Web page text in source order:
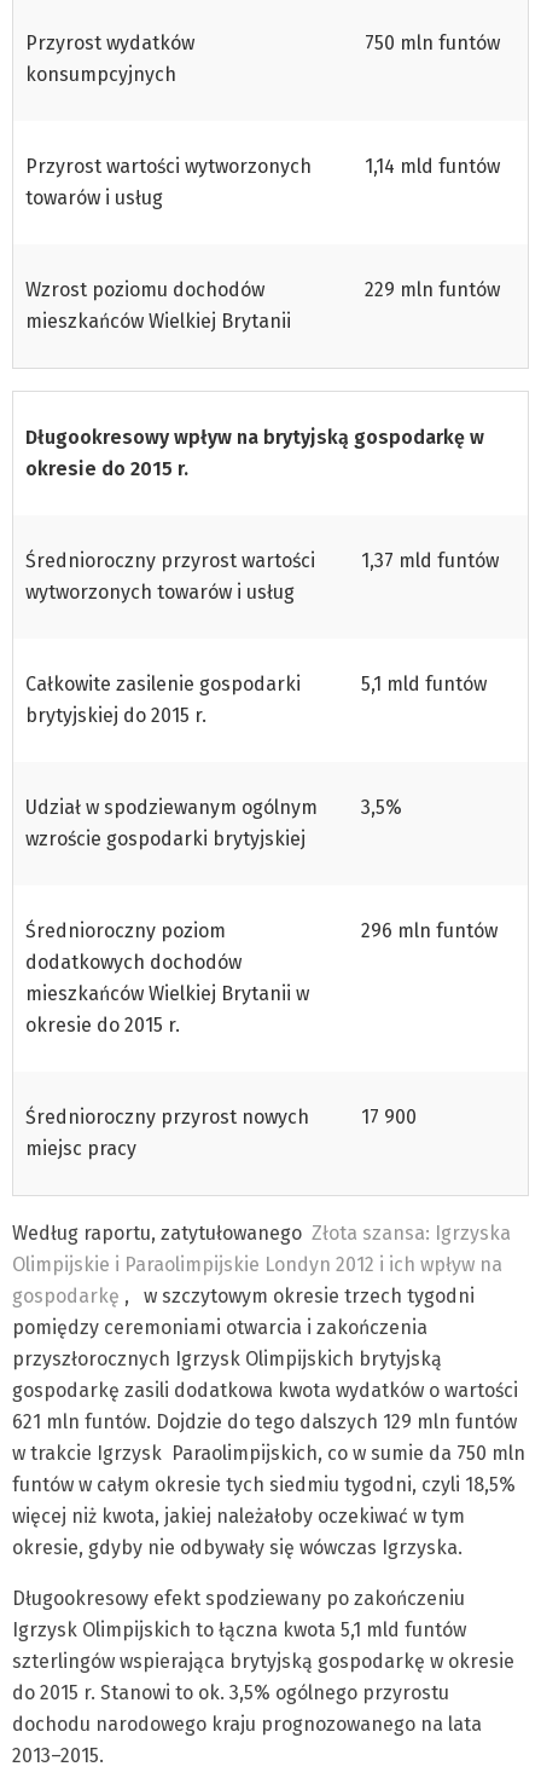
Przyrost wydatków
konsumpcyjnych
750 mln funtów
Przyrost wartości wytworzonych
towarów i usług
1,14 mld funtów
Wzrost poziomu dochodów
mieszkańców Wielkiej Brytanii
229 mln funtów
Długookresowy wpływ na brytyjską gospodarkę w
okresie do 2015 r.
Średnioroczny przyrost wartości
wytworzonych towarów i usług
1,37 mld funtów
Całkowite zasilenie gospodarki
brytyjskiej do 2015 r.
5,1 mld funtów
Udział w spodziewanym ogólnym
wzroście gospodarki brytyjskiej
3,5%
Średnioroczny poziom
dodatkowych dochodów
mieszkańców Wielkiej Brytanii w
okresie do 2015 r.
296 mln funtów
Średnioroczny przyrost nowych
miejsc pracy
17 900
Według raportu, zatytułowanego Złota szansa: Igrzyska
Olimpijskie i Paraolimpijskie Londyn 2012 i ich wpływ na
gospodarkę ,
w szczytowym okresie trzech tygodni
pomiędzy ceremoniami otwarcia i zakończenia
przyszłorocznych Igrzysk Olimpijskich brytyjską
gospodarkę zasili dodatkowa kwota wydatków o wartości
621 mln funtów. Dojdzie do tego dalszych 129 mln funtów
w trakcie Igrzysk Paraolimpijskich, co w sumie da 750 mln
funtów w całym okresie tych siedmiu tygodni, czyli 18,5%
więcej niż kwota, jakiej należałoby oczekiwać w tym
okresie, gdyby nie odbywały się wówczas Igrzyska.
Długookresowy efekt spodziewany po zakończeniu
Igrzysk Olimpijskich to łączna kwota 5,1 mld funtów
szterlingów wspierająca brytyjską gospodarkę w okresie
do 2015 r. Stanowi to ok. 3,5% ogólnego przyrostu
dochodu narodowego kraju prognozowanego na lata
2013–2015.